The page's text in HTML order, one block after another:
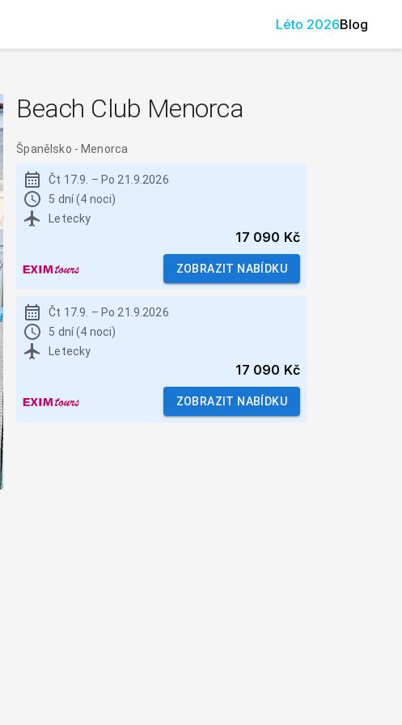
Léto 2026Blog
Beach Club Menorca
Španělsko - Menorca
Čt 17.9. – Po 21.9.2026
5 dní (4 noci)
Letecky
17 090 Kč
ZOBRAZIT NABÍDKU
Čt 17.9. – Po 21.9.2026
5 dní (4 noci)
Letecky
17 090 Kč
ZOBRAZIT NABÍDKU